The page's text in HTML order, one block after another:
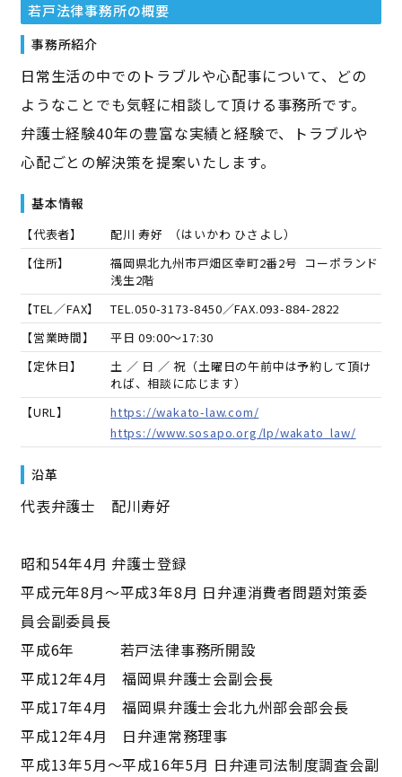
若戸法律事務所の概要
事務所紹介
日常生活の中でのトラブルや心配事について、どの
ようなことでも気軽に相談して頂ける事務所です。
弁護士経験40年の豊富な実績と経験で、トラブルや
心配ごとの解決策を提案いたします。
基本情報
【代表者】 配川 寿好 （はいかわ ひさよし）
【住所】
福岡県北九州市戸畑区幸町2番2号 コーポランド
浅生2階
【TEL／FAX】
TEL.050-3173-8450／FAX.093-884-2822
【営業時間】
平日 09:00～17:30
【定休日】
土 ／ 日 ／ 祝（土曜日の午前中は予約して頂け
れば、相談に応じます）
【URL】
https://wakato-law.com/
https://www.sosapo.org/lp/wakato_law/
沿革
代表弁護士 配川寿好
昭和54年4月 弁護士登録
平成元年8月～平成3年8月 日弁連消費者問題対策委
員会副委員長
平成6年 若戸法律事務所開設
平成12年4月 福岡県弁護士会副会長
平成17年4月 福岡県弁護士会北九州部会部会長
平成12年4月 日弁連常務理事
平成13年5月～平成16年5月 日弁連司法制度調査会副